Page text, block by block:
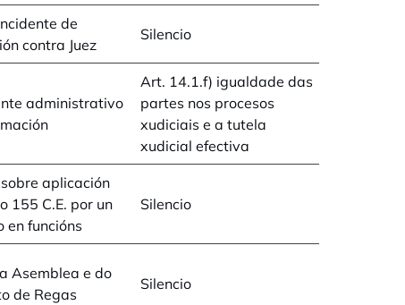
de
contra Juez
Silencio
administrativo
Art. 14.1.f) igualdade das
partes nos procesos
xudiciais e a tutela
xudicial efectiva
aplicación
155 C.E. por un
en funcións
Silencio
Asemblea e do
de Regas
Silencio